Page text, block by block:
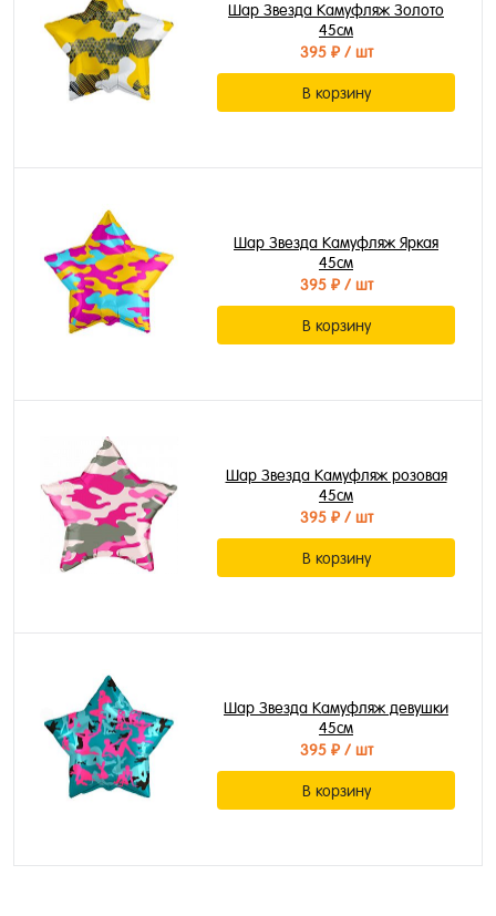
Шар Звезда Камуфляж Золото
45см
395 ₽/ шт
В корзину
Шар Звезда Камуфляж Яркая
45см
395 ₽/ шт
В корзину
Шар Звезда Камуфляж розовая
45см
395 ₽/ шт
В корзину
Шар Звезда Камуфляж девушки
45см
395 ₽/ шт
В корзину